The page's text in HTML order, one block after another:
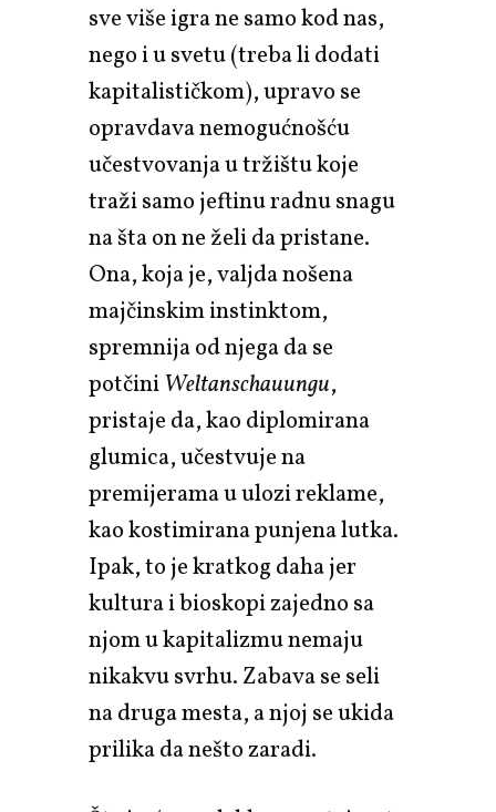
sve više igra ne samo kod nas,
nego i u svetu (treba li dodati
kapitalističkom), upravo se
opravdava nemogućnošću
učestvovanja u tržištu koje
traži samo jeftinu radnu snagu
na šta on ne želi da pristane.
Ona, koja je, valjda nošena
majčinskim instinktom,
spremnija od njega da se
potčini Weltanschauungu,
pristaje da, kao diplomirana
glumica, učestvuje na
premijerama u ulozi reklame,
kao kostimirana punjena lutka.
Ipak, to je kratkog daha jer
kultura i bioskopi zajedno sa
njom u kapitalizmu nemaju
nikakvu svrhu. Zabava se seli
na druga mesta, a njoj se ukida
prilika da nešto zaradi.